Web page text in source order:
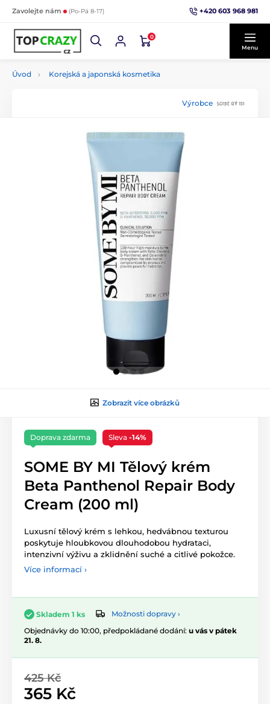
Zavolejte nám (Po-Pá 8-17) +420 603 968 981
0
Menu
Úvod Korejská a japonská kosmetika
Výrobce
Zobrazit více obrázků
Doprava zdarma Sleva -14%
SOME BY MI Tělový krém
Beta Panthenol Repair Body
Cream (200 ml)
Luxusní tělový krém s lehkou, hedvábnou texturou
poskytuje hloubkovou dlouhodobou hydrataci,
intenzivní výživu a zklidnění suché a citlivé pokožce.
Více informací ›
Skladem 1 ks
Možnosti dopravy ›
Objednávky do 10:00, předpokládané dodání: u vás v pátek
21. 8.
425 Kč
365 Kč